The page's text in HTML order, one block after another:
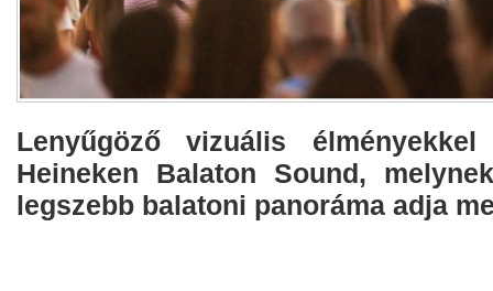
Lenyűgöző vizuális
Heineken Balaton Sound,
legszebb balatoni panoráma adja